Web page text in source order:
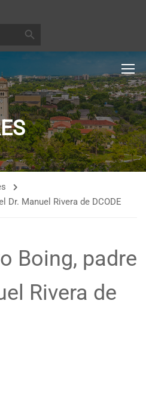
Dr. Manuel Rivera de DCODE
Boing, padre
Rivera de